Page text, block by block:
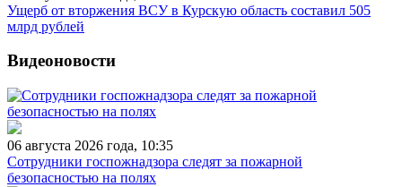
Ущерб от вторжения ВСУ в Курскую область составил 505
млрд рублей
Видеоновости
06 августа 2026 года, 10:35
Сотрудники госпожнадзора следят за пожарной
безопасностью на полях